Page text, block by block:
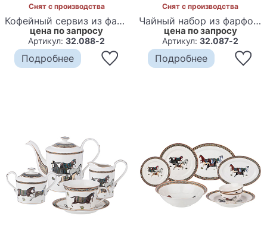
Снят с производства
Кофейный сервиз из фарфора с изображением лошадей на 6 персон 12 предметов 180 мл Porcelain Horse Set
цена по запросу
Артикул:32.088-2
Подробнее
Снят с производства
Чайный набор из фарфора с изображением лошадей Porcelain Horse Set
цена по запросу
Артикул:32.087-2
Подробнее